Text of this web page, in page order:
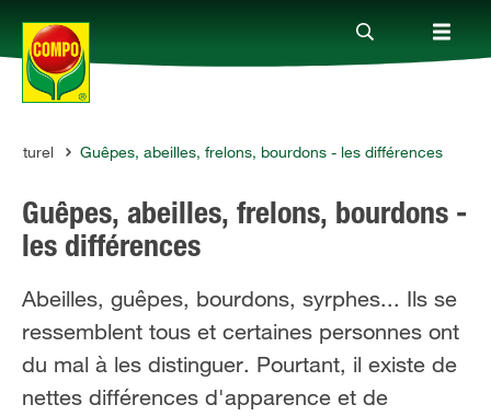
Produits
Conseil
Thèmes
Service
naturel Guêpes, abeilles, frelons, bourdons - les différences
Guêpes, abeilles, frelons, bourdons -
les différences
Abeilles, guêpes, bourdons, syrphes... Ils se
ressemblent tous et certaines personnes ont
du mal à les distinguer. Pourtant, il existe de
nettes différences d'apparence et de